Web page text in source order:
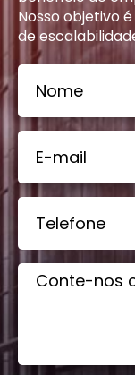
Nosso objetivo
de